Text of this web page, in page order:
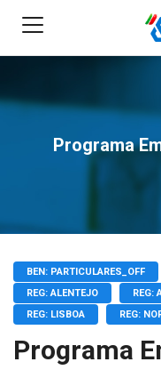
Programa
BEN: PARTICULARES_OFF
REG: ALENTEJO
REG:
REG: LISBOA
REG:
Programa